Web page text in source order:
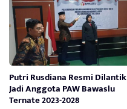
Putri Rusdiana Resmi Dilantik
Jadi Anggota PAW Bawaslu
Ternate 2023-2028